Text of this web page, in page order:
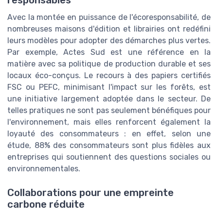
Avec la montée en puissance de l'écoresponsabilité, de
nombreuses maisons d'édition et librairies ont redéfini
leurs modèles pour adopter des démarches plus vertes.
Par exemple, Actes Sud est une référence en la
matière avec sa politique de production durable et ses
locaux éco-conçus. Le recours à des papiers certifiés
FSC ou PEFC, minimisant l'impact sur les forêts, est
une initiative largement adoptée dans le secteur. De
telles pratiques ne sont pas seulement bénéfiques pour
l'environnement, mais elles renforcent également la
loyauté des consommateurs : en effet, selon une
étude, 88% des consommateurs sont plus fidèles aux
entreprises qui soutiennent des questions sociales ou
environnementales.
Collaborations pour une empreinte
carbone réduite